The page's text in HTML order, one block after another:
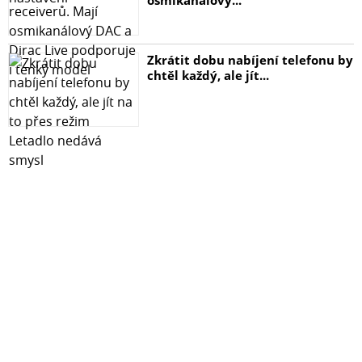
Zkrátit dobu nabíjení telefonu by
chtěl každý, ale jít...